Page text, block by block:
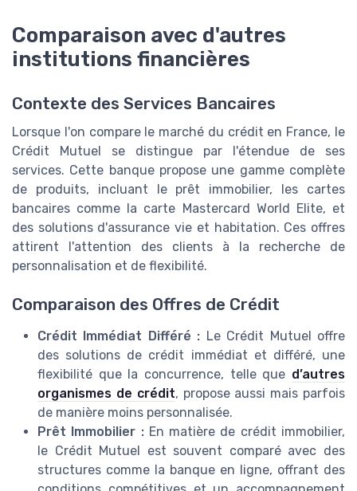
Comparaison avec d'autres
institutions financières
Contexte des Services Bancaires
Lorsque l'on compare le marché du crédit en France, le
Crédit Mutuel se distingue par l'étendue de ses
services. Cette banque propose une gamme complète
de produits, incluant le prêt immobilier, les cartes
bancaires comme la carte Mastercard World Elite, et
des solutions d'assurance vie et habitation. Ces offres
attirent l'attention des clients à la recherche de
personnalisation et de flexibilité.
Comparaison des Offres de Crédit
Crédit Immédiat Différé : Le Crédit Mutuel offre
des solutions de crédit immédiat et différé, une
flexibilité que la concurrence, telle que d’autres
organismes de crédit, propose aussi mais parfois
de manière moins personnalisée.
Prêt Immobilier :En matière de crédit immobilier,
le Crédit Mutuel est souvent comparé avec des
structures comme la banque en ligne, offrant des